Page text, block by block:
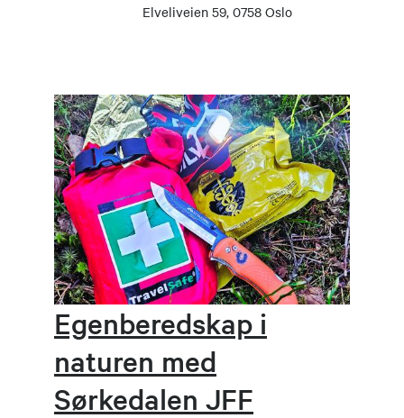
Elveliveien 59, 0758 Oslo
Egenberedskap i
naturen med
Sørkedalen JFF